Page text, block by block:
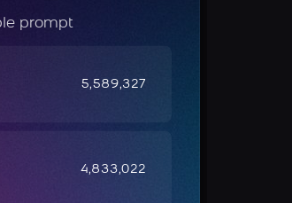
prompt
5,589,327
4,833,022